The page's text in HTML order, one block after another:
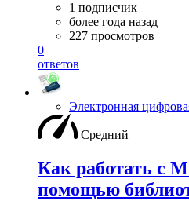
1 подписчик
более года назад
227 просмотров
0
ответов
Электронная
Средний
Как работать с
помощью